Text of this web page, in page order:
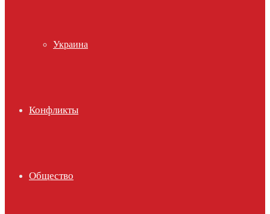
Украина
Конфликты
Общество